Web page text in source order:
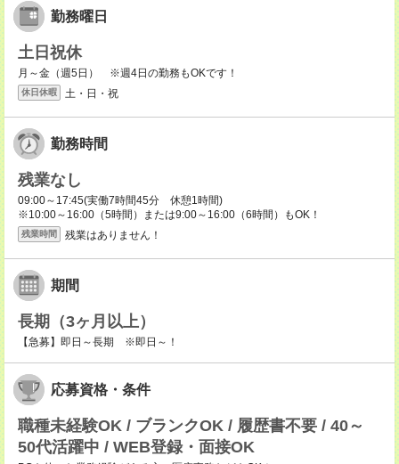
勤務曜日
土日祝休
月～金（週5日） ※週4日の勤務もOKです！
休日休暇 土・日・祝
勤務時間
残業なし
09:00～17:45(実働7時間45分 休憩1時間)
※10:00～16:00（5時間）または9:00～16:00（6時間）もOK！
残業時間 残業はありません！
期間
長期（3ヶ月以上）
【急募】即日～長期 ※即日～！
応募資格・条件
職種未経験OK / ブランクOK / 履歴書不要 / 40～
50代活躍中 / WEB登録・面接OK